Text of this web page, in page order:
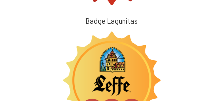
Badge Lagunitas